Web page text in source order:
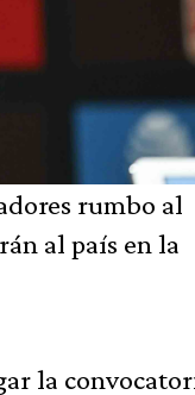
rumbo al
al país en la
la